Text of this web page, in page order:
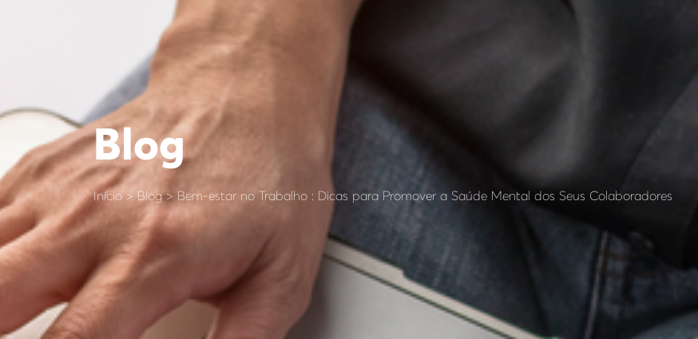
Blog
Início > Blog > Bem-estar no Trabalho : Dicas para Promover a Saúde Mental dos Seus Colaboradores